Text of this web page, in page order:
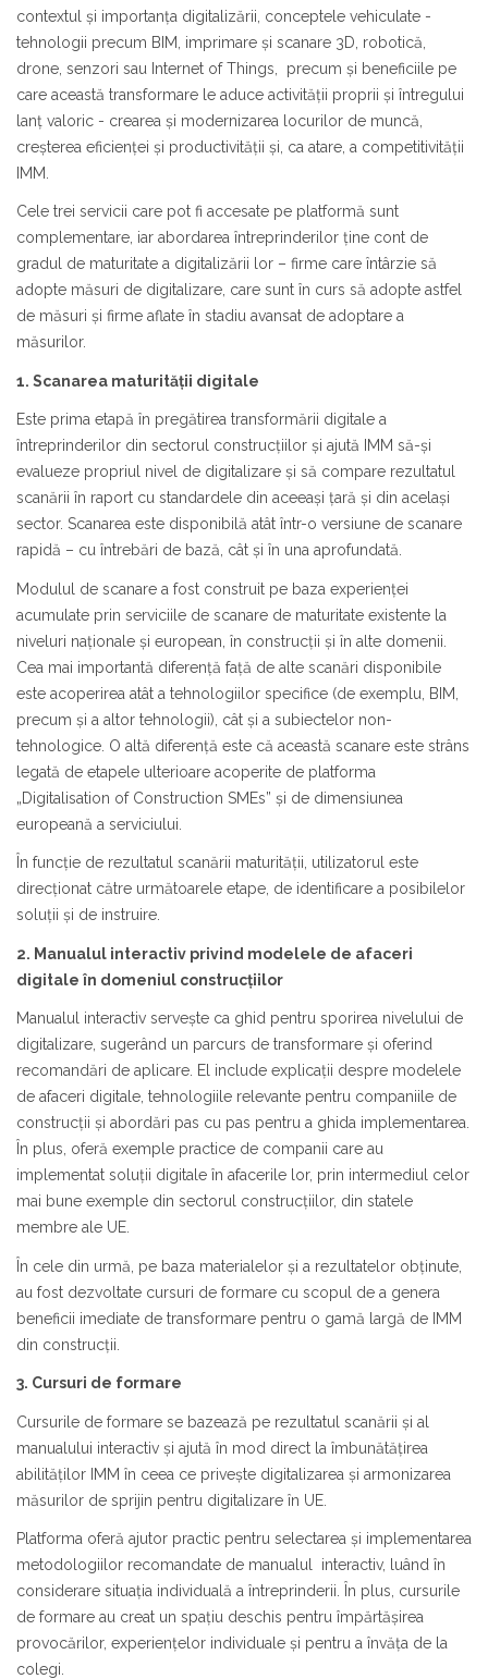
contextul și importanța digitalizării, conceptele vehiculate -
tehnologii precum BIM, imprimare și scanare 3D, robotică,
drone, senzori sau Internet of Things, precum și beneficiile pe
care această transformare le aduce activității proprii și întregului
lanț valoric - crearea și modernizarea locurilor de muncă,
creșterea eficienței și productivității și, ca atare, a competitivității
IMM.
Cele trei servicii care pot fi accesate pe platformă sunt
complementare, iar abordarea întreprinderilor ține cont de
gradul de maturitate a digitalizării lor – firme care întârzie să
adopte măsuri de digitalizare, care sunt în curs să adopte astfel
de măsuri și firme aflate în stadiu avansat de adoptare a
măsurilor.
1. Scanarea maturității digitale
Este prima etapă în pregătirea transformării digitale a
întreprinderilor din sectorul construcțiilor și ajută IMM să-și
evalueze propriul nivel de digitalizare și să compare rezultatul
scanării în raport cu standardele din aceeași țară și din același
sector. Scanarea este disponibilă atât într-o versiune de scanare
rapidă – cu întrebări de bază, cât și în una aprofundată.
Modulul de scanare a fost construit pe baza experienței
acumulate prin serviciile de scanare de maturitate existente la
niveluri naționale și european, în construcții și în alte domenii.
Cea mai importantă diferență față de alte scanări disponibile
este acoperirea atât a tehnologiilor specifice (de exemplu, BIM,
precum și a altor tehnologii), cât și a subiectelor non-
tehnologice. O altă diferență este că această scanare este strâns
legată de etapele ulterioare acoperite de platforma
„Digitalisation of Construction SMEs” și de dimensiunea
europeană a serviciului.
În funcție de rezultatul scanării maturității, utilizatorul este
direcționat către următoarele etape, de identificare a posibilelor
soluții și de instruire.
2. Manualul interactiv privind modelele de afaceri
digitale în domeniul construcțiilor
Manualul interactiv servește ca ghid pentru sporirea nivelului de
digitalizare, sugerând un parcurs de transformare și oferind
recomandări de aplicare. El include explicații despre modelele
de afaceri digitale, tehnologiile relevante pentru companiile de
construcții și abordări pas cu pas pentru a ghida implementarea.
În plus, oferă exemple practice de companii care au
implementat soluții digitale în afacerile lor, prin intermediul celor
mai bune exemple din sectorul construcțiilor, din statele
membre ale UE.
În cele din urmă, pe baza materialelor și a rezultatelor obținute,
au fost dezvoltate cursuri de formare cu scopul de a genera
beneficii imediate de transformare pentru o gamă largă de IMM
din construcții.
3. Cursuri de formare
Cursurile de formare se bazează pe rezultatul scanării și al
manualului interactiv și ajută în mod direct la îmbunătățirea
abilităților IMM în ceea ce privește digitalizarea și armonizarea
măsurilor de sprijin pentru digitalizare în UE.
Platforma oferă ajutor practic pentru selectarea și implementarea
metodologiilor recomandate de manualul interactiv, luând în
considerare situația individuală a întreprinderii. În plus, cursurile
de formare au creat un spațiu deschis pentru împărtășirea
provocărilor, experiențelor individuale și pentru a învăța de la
colegi.